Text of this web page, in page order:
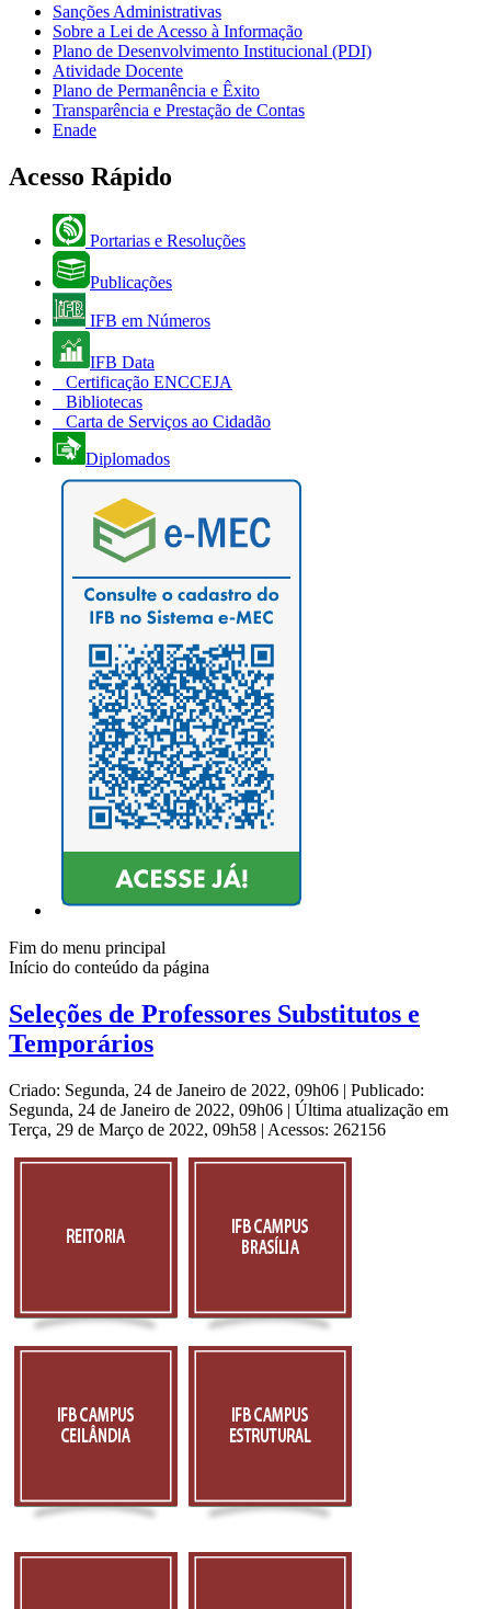
Sanções Administrativas
Sobre a Lei de Acesso à Informação
Plano de Desenvolvimento Institucional (PDI)
Atividade Docente
Plano de Permanência e Êxito
Transparência e Prestação de Contas
Enade
Acesso Rápido
Portarias e Resoluções
Publicações
IFB em Números
IFB Data
Certificação ENCCEJA
Bibliotecas
Carta de Serviços ao Cidadão
Diplomados
Fim do menu principal
Início do conteúdo da página
Seleções de Professores Substitutos e
Temporários
Criado: Segunda, 24 de Janeiro de 2022, 09h06 | Publicado:
Segunda, 24 de Janeiro de 2022, 09h06 | Última atualização em
Terça, 29 de Março de 2022, 09h58 | Acessos: 262156